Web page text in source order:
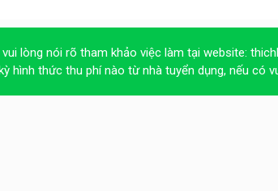
lòng nói rõ tham khảo việc làm tại website:
hình thức thu phí nào từ nhà tuyển dụng, nếu có